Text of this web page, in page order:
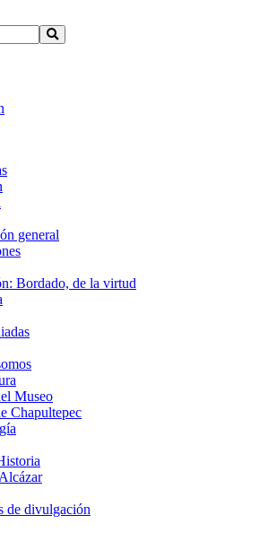
general
Bordado, de la virtud
Museo
Chapultepec
de divulgación